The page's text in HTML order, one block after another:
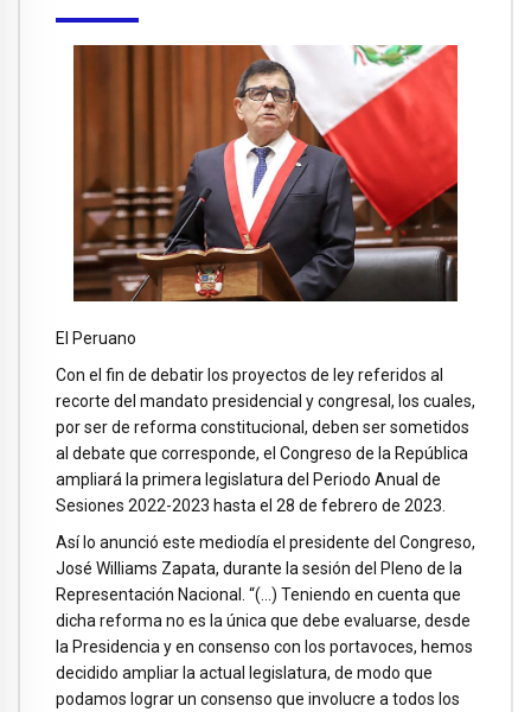
El Peruano
Con el fin de debatir los proyectos de ley referidos al
recorte del mandato presidencial y congresal, los cuales,
por ser de reforma constitucional, deben ser sometidos
al debate que corresponde, el Congreso de la República
ampliará la primera legislatura del Periodo Anual de
Sesiones 2022-2023 hasta el 28 de febrero de 2023.
Así lo anunció este mediodía el presidente del Congreso,
José Williams Zapata, durante la sesión del Pleno de la
Representación Nacional. “(…) Teniendo en cuenta que
dicha reforma no es la única que debe evaluarse, desde
la Presidencia y en consenso con los portavoces, hemos
decidido ampliar la actual legislatura, de modo que
podamos lograr un consenso que involucre a todos los